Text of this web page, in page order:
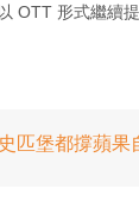
OTT 形式繼續提
匹堡都撐蘋果